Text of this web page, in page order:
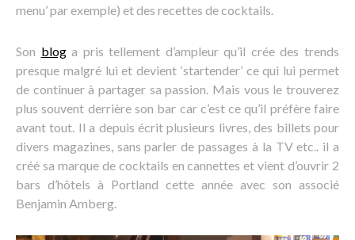
menu’ par exemple) et des recettes de cocktails.
Son bloga pris tellement d’ampleur qu’il crée des trends
presque malgré lui et devient ‘startender’ ce qui lui permet
de continuer à partager sa passion. Mais vous le trouverez
plus souvent derrière son bar car c’est ce qu’il préfère faire
avant tout. Il a depuis écrit plusieurs livres, des billets pour
divers magazines, sans parler de passages à la TV etc.. il a
créé sa marque de cocktails en cannettes et vient d’ouvrir 2
bars d’hôtels à Portland cette année avec son associé
Benjamin Amberg.